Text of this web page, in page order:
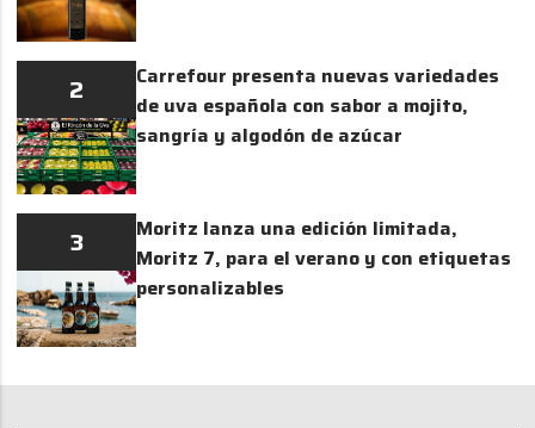
2
Carrefour presenta nuevas variedades
de uva española con sabor a mojito,
sangría y algodón de azúcar
3
Moritz lanza una edición limitada,
Moritz 7, para el verano y con etiquetas
personalizables